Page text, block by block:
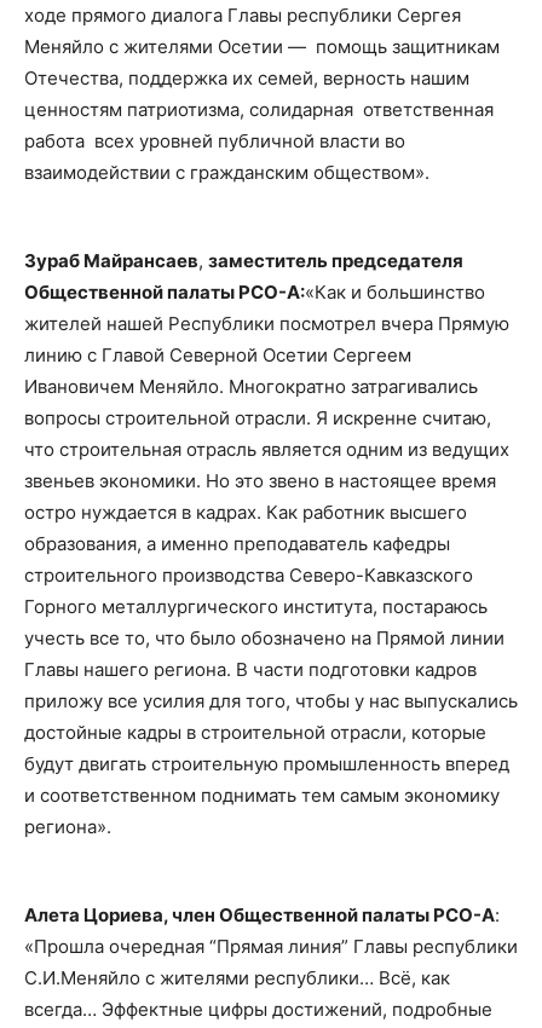
ходе прямого диалога Главы республики Сергея
Меняйло с жителями Осетии — помощь защитникам
Отечества, поддержка их семей, верность нашим
ценностям патриотизма, солидарная ответственная
работа всех уровней публичной власти во
взаимодействии с гражданским обществом».
Зураб Майрансаев, заместитель председателя
Общественной палаты РСО-А:«Как и большинство
жителей нашей Республики посмотрел вчера Прямую
линию с Главой Северной Осетии Сергеем
Ивановичем Меняйло. Многократно затрагивались
вопросы строительной отрасли. Я искренне считаю,
что строительная отрасль является одним из ведущих
звеньев экономики. Но это звено в настоящее время
остро нуждается в кадрах. Как работник высшего
образования, а именно преподаватель кафедры
строительного производства Северо-Кавказского
Горного металлургического института, постараюсь
учесть все то, что было обозначено на Прямой линии
Главы нашего региона. В части подготовки кадров
приложу все усилия для того, чтобы у нас выпускались
достойные кадры в строительной отрасли, которые
будут двигать строительную промышленность вперед
и соответственном поднимать тем самым экономику
региона».
Алета Цориева, член Общественной палаты РСО-А:
«Прошла очередная “Прямая линия” Главы республики
С.И.Меняйло с жителями республики… Всё, как
всегда… Эффектные цифры достижений, подробные